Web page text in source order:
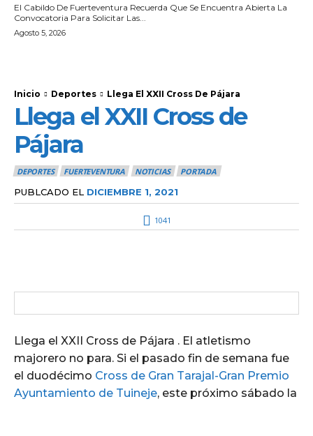
El Cabildo De Fuerteventura Recuerda Que Se Encuentra Abierta La
Convocatoria Para Solicitar Las...
Agosto 5, 2026